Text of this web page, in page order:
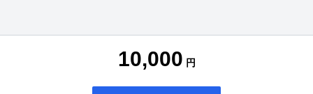
10,000 円